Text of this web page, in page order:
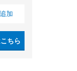
加
ちら